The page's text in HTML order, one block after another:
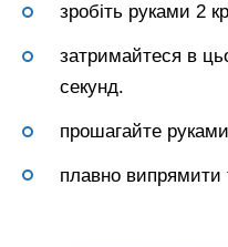
зробіть руками 2
затримайтеся в
секунд.
прошагайте
плавно випрямити